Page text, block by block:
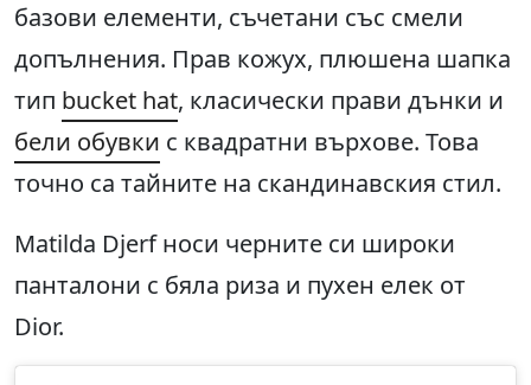
базови елементи, съчетани със смели
допълнения. Прав кожух, плюшена шапка
тип bucket hat, класически прави дънки и
бели обувки с квадратни върхове. Това
точно са тайните на скандинавския стил.
Matilda Djerf носи черните си широки
панталони с бяла риза и пухен елек от
Dior.